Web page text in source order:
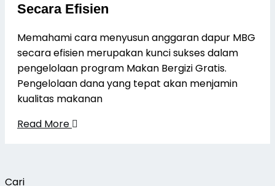
Secara Efisien
Memahami cara menyusun anggaran dapur MBG
secara efisien merupakan kunci sukses dalam
pengelolaan program Makan Bergizi Gratis.
Pengelolaan dana yang tepat akan menjamin
kualitas makanan
Read More
Cari